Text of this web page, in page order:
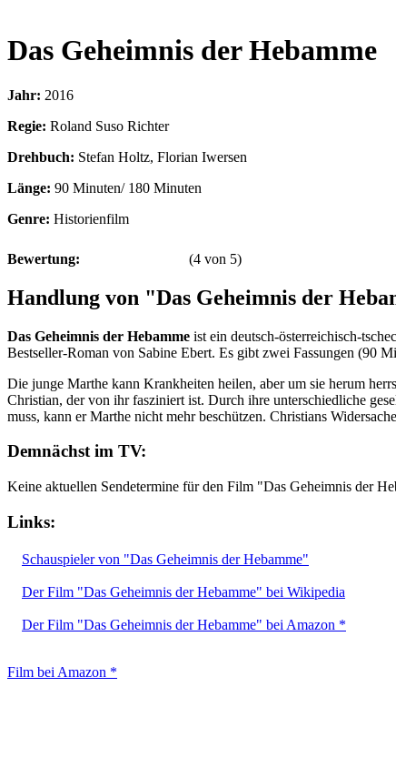
Das Geheimnis der Hebamme
Jahr: 2016
Regie: Roland Suso Richter
Drehbuch: Stefan Holtz, Florian Iwersen
Länge: 90 Minuten/ 180 Minuten
Genre: Historienfilm
Bewertung: (4 von 5)
Handlung von "Das Geheimnis der
Das Geheimnis der Hebamme ist ein deutsch-österreichisch-
Bestseller-Roman von Sabine Ebert. Es gibt zwei Fassungen (90
Die junge Marthe kann Krankheiten heilen, aber um sie herum
Christian, der von ihr fasziniert ist. Durch ihre unterschiedliche
muss, kann er Marthe nicht mehr beschützen. Christians
Demnächst im TV:
Keine aktuellen Sendetermine für den Film "Das Geheimnis der
Links:
Schauspieler von "Das Geheimnis der Hebamme"
Der Film "Das Geheimnis der Hebamme" bei Wikipedia
Der Film "Das Geheimnis der Hebamme" bei Amazon *
Film bei Amazon *